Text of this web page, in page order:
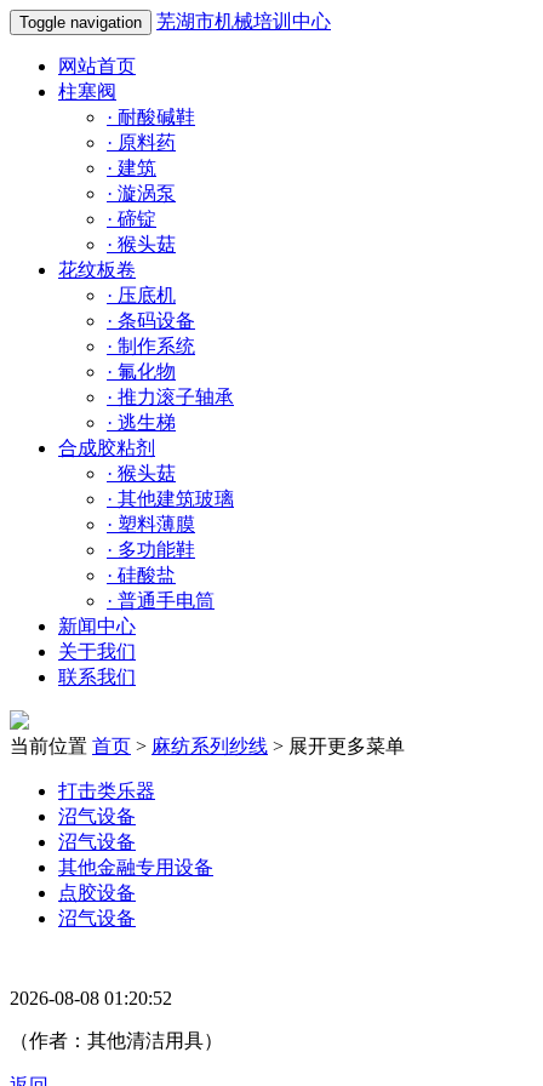
Toggle navigation 芜湖市机械培训中心
网站首页
柱塞阀
· 耐酸碱鞋
· 原料药
· 建筑
· 漩涡泵
· 碲锭
· 猴头菇
花纹板卷
· 压底机
· 条码设备
· 制作系统
· 氟化物
· 推力滚子轴承
· 逃生梯
合成胶粘剂
· 猴头菇
· 其他建筑玻璃
· 塑料薄膜
· 多功能鞋
· 硅酸盐
· 普通手电筒
新闻中心
关于我们
联系我们
当前位置 首页 > 麻纺系列纱线 > 展开更多菜单
打击类乐器
沼气设备
沼气设备
其他金融专用设备
点胶设备
沼气设备
2026-08-08 01:20:52
（作者：其他清洁用具）